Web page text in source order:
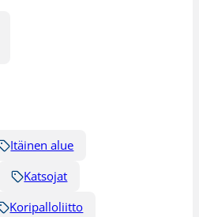
Itäinen alue
Katsojat
Koripalloliitto